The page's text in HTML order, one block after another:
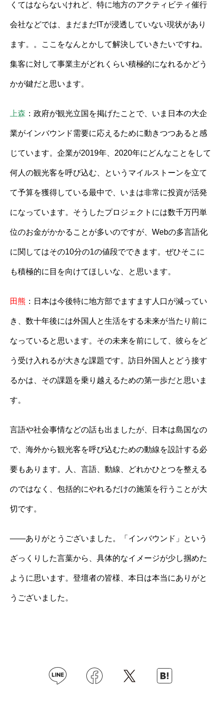
くてはならないけれど、特に地方のアクティビティ催行
会社などでは、まだまだITが浸透していない現状があり
ます。。ここをなんとかして解決していきたいですね。
集客に対して事業主がどれくらい積極的になれるかどう
かが鍵だと思います。
上森 ：政府が観光立国を掲げたことで、いま日本の大企
業がインバウンド需要に応えるために動きつつあると感
じています。企業が2019年、2020年にどんなことをして
何人の観光客を呼び込む、というマイルストーンを立て
て予算を獲得している最中で、いまは非常に投資が活発
になっています。そうしたプロジェクトには数千万円単
位のお金がかかることが多いのですが、Webの多言語化
に関してはその10分の1の値段でできます。ぜひそこに
も積極的に目を向けてほしいな、と思います。
田熊 ：日本は今後特に地方部でますます人口が減ってい
き、数十年後には外国人と生活をする未来が当たり前に
なっていると思います。その未来を前にして、彼らをど
う受け入れるが大きな課題です。訪日外国人とどう接す
るかは、その課題を乗り越えるための第一歩だと思いま
す。
言語や社会事情などの話も出ましたが、日本は島国なの
で、海外から観光客を呼び込むための動線を設計する必
要もあります。人、言語、動線、どれかひとつを整える
のではなく、包括的にやれるだけの施策を行うことが大
切です。
——ありがとうございました。「インバウンド」という
ざっくりした言葉から、具体的なイメージが少し掴めた
ように思います。登壇者の皆様、本日は本当にありがと
うございました。